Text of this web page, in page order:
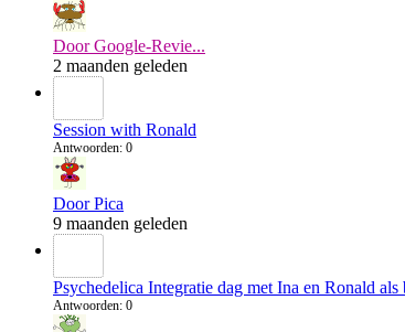
Door Google-Revie...
2 maanden geleden
Session with Ronald
Antwoorden: 0
Door Pica
9 maanden geleden
Psychedelica Integratie dag met Ina en Ronald als
Antwoorden: 0